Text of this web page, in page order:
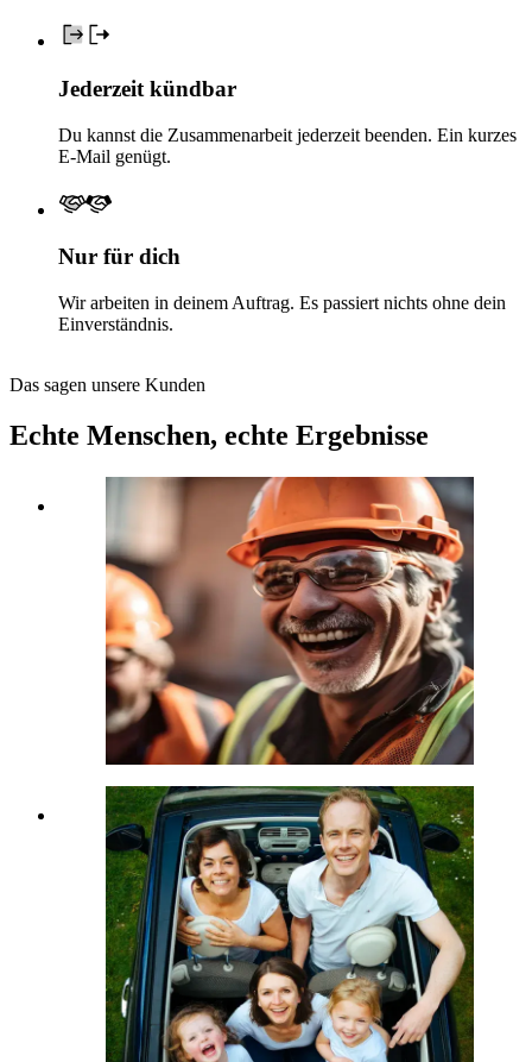
Jederzeit kündbar
Du kannst die Zusammenarbeit jederzeit beenden. Ein kurzes
E-Mail genügt.
Nur für dich
Wir arbeiten in deinem Auftrag. Es passiert nichts ohne dein
Einverständnis.
Das sagen unsere Kunden
Echte Menschen, echte Ergebnisse
Endlich richtig abgesichert
„Ich dachte immer, dass ich gut
versichert bin. Dann ist ein Kollege
schwer verletzt worden. Ich habe
meine Verträge von euch überprüfen
lassen und angepasst. Heute kann
ich wieder ruhig schlafen.“
Peter S.
Monteur, 1220 Wien
Große Familie
„
Als Mutter ist es mir wichtig, dass
es meiner Familie gut geht.
Versicherungen habe ich immer
verdrängt. Wird schon passen –
trotzdem ein mulmiges Gefühl.
Nach dem Polizzenservice von euch
weiß ich was ich habe, bin gut
versichert und habe eine persönliche
Ansprechperson.“